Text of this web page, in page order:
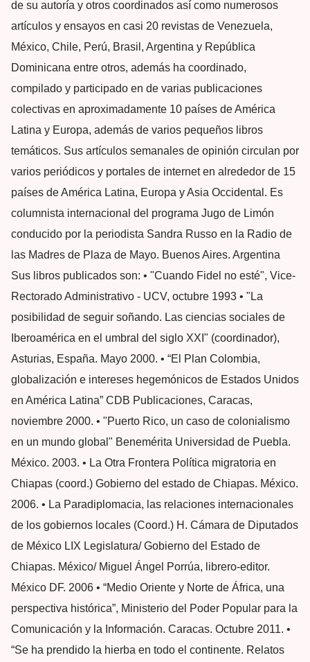
de su autoría y otros coordinados así como numerosos
artículos y ensayos en casi 20 revistas de Venezuela,
México, Chile, Perú, Brasil, Argentina y República
Dominicana entre otros, además ha coordinado,
compilado y participado en de varias publicaciones
colectivas en aproximadamente 10 países de América
Latina y Europa, además de varios pequeños libros
temáticos. Sus artículos semanales de opinión circulan por
varios periódicos y portales de internet en alrededor de 15
países de América Latina, Europa y Asia Occidental. Es
columnista internacional del programa Jugo de Limón
conducido por la periodista Sandra Russo en la Radio de
las Madres de Plaza de Mayo. Buenos Aires. Argentina
Sus libros publicados son: • "Cuando Fidel no esté", Vice-
Rectorado Administrativo - UCV, octubre 1993 • "La
posibilidad de seguir soñando. Las ciencias sociales de
Iberoamérica en el umbral del siglo XXI" (coordinador),
Asturias, España. Mayo 2000. • “El Plan Colombia,
globalización e intereses hegemónicos de Estados Unidos
en América Latina” CDB Publicaciones, Caracas,
noviembre 2000. • "Puerto Rico, un caso de colonialismo
en un mundo global" Benemérita Universidad de Puebla.
México. 2003. • La Otra Frontera Política migratoria en
Chiapas (coord.) Gobierno del estado de Chiapas. México.
2006. • La Paradiplomacia, las relaciones internacionales
de los gobiernos locales (Coord.) H. Cámara de Diputados
de México LIX Legislatura/ Gobierno del Estado de
Chiapas. México/ Miguel Ángel Porrúa, librero-editor.
México DF. 2006 • “Medio Oriente y Norte de África, una
perspectiva histórica”, Ministerio del Poder Popular para la
Comunicación y la Información. Caracas. Octubre 2011. •
“Se ha prendido la hierba en todo el continente. Relatos